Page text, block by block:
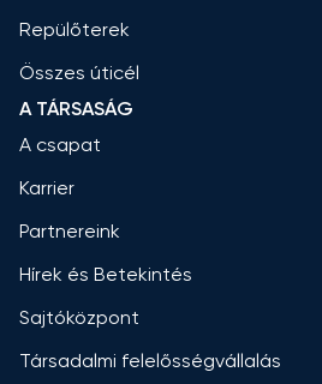
Repülőterek
Összes úticél
A TÁRSASÁG
A csapat
Karrier
Partnereink
Hírek és Betekintés
Sajtóközpont
Társadalmi felelősségvállalás